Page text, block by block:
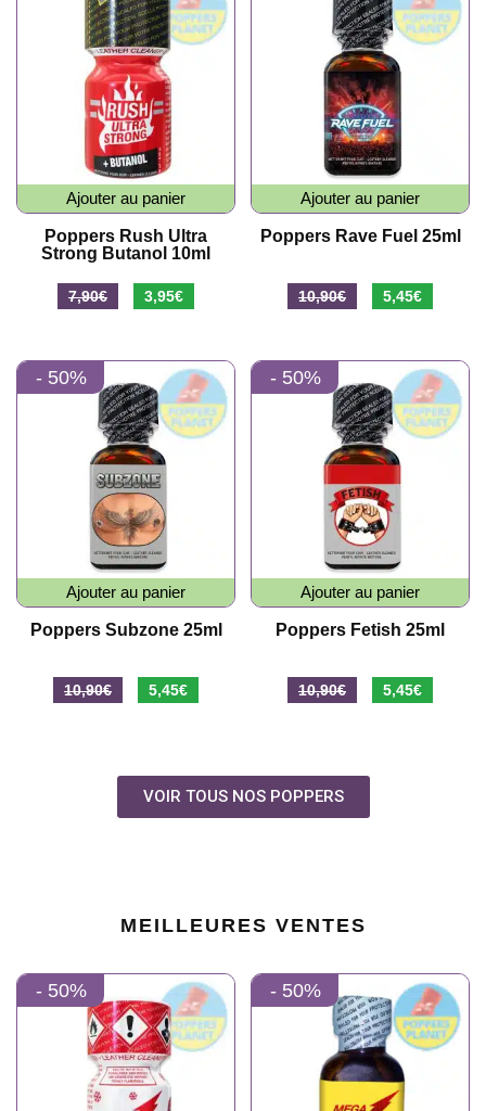
Ajouter au panier
Poppers Rush Ultra
Strong Butanol 10ml
7,90€ 3,95€
Ajouter au panier
Poppers Rave Fuel 25ml
10,90€ 5,45€
- 50%
Ajouter au panier
Poppers Subzone 25ml
10,90€ 5,45€
- 50%
Ajouter au panier
Poppers Fetish 25ml
10,90€ 5,45€
VOIR TOUS NOS POPPERS
MEILLEURES VENTES
- 50% - 50%